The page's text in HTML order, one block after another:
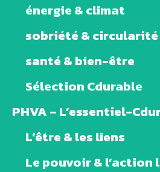
énergie & climat
sobriété & circularité
santé & bien-être
Sélection Cdurable
PHVA – L’essentiel-
L’être & les liens
Le pouvoir & l’action